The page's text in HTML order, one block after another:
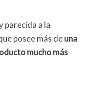
parecida a la
posee más deuna
mucho más